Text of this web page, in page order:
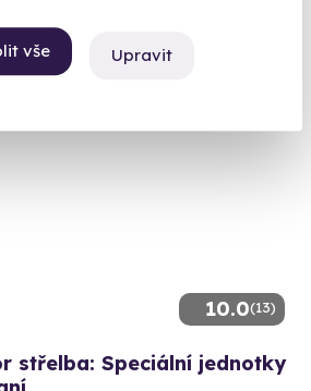
vše Upravit
10.0(13)
střelba: Speciální jednotky